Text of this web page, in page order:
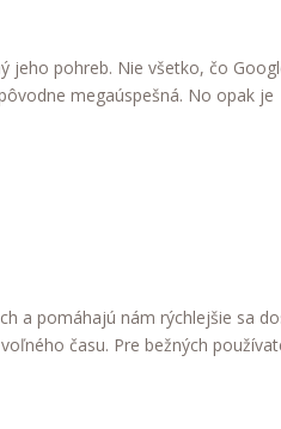
jeho pohreb. Nie všetko, čo
megaúspešná. No opak je
a pomáhajú nám rýchlejšie sa
času. Pre bežných